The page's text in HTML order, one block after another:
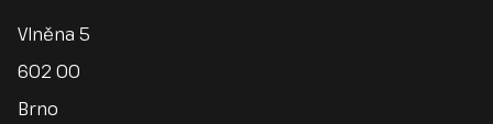
Vlněna 5
602 00
Brno